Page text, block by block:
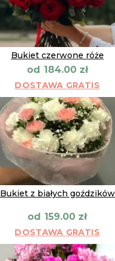
Bukiet czerwone róże
od 184.00 zł
DOSTAWA GRATIS
Bukiet z białych goździków
od 159.00 zł
DOSTAWA GRATIS